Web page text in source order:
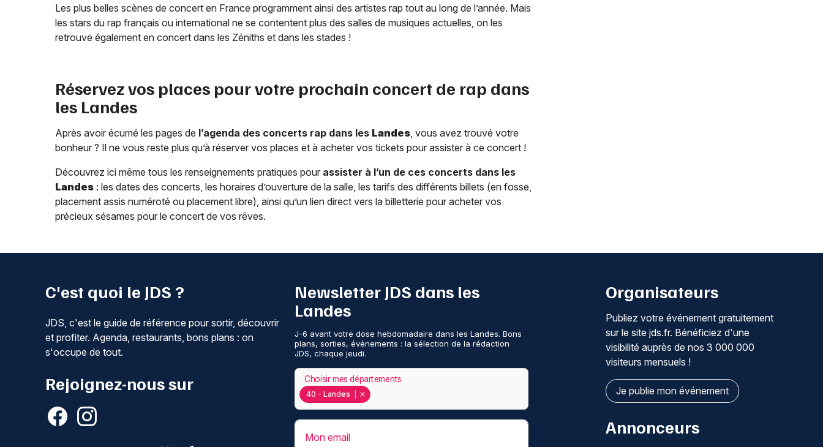
Les plus belles scènes de concert en France programment ainsi des artistes rap tout au long de l’année. Mais
les stars du rap français ou international ne se contentent plus des salles de musiques actuelles, on les
retrouve également en concert dans les Zéniths et dans les stades !
Réservez vos places pour votre prochain concert de rap dans
les Landes
Après avoir écumé les pages de l’agenda des concerts rap dans les Landes , vous avez trouvé votre
bonheur ? Il ne vous reste plus qu’à réserver vos places et à acheter vos tickets pour assister à ce concert !
Découvrez ici même tous les renseignements pratiques pour assister à l’un de ces concerts dans les
Landes : les dates des concerts, les horaires d’ouverture de la salle, les tarifs des différents billets (en fosse,
placement assis numéroté ou placement libre), ainsi qu’un lien direct vers la billetterie pour acheter vos
précieux sésames pour le concert de vos rêves.
C'est quoi le JDS ?
JDS, c'est le guide de référence pour sortir, découvrir
et profiter. Agenda, restaurants, bons plans : on
s'occupe de tout.
Rejoignez-nous sur
Newsletter JDS dans les
Landes
J-6 avant votre dose hebdomadaire dans les Landes. Bons
plans, sorties, événements : la sélection de la rédaction
JDS, chaque jeudi.
40 - Landes
Choisir mes départements
Mon email
Organisateurs
Publiez votre événement gratuitement
sur le site jds.fr. Bénéficiez d'une
visibilité auprès de nos 3 000 000
visiteurs mensuels !
Je publie mon événement
Annonceurs